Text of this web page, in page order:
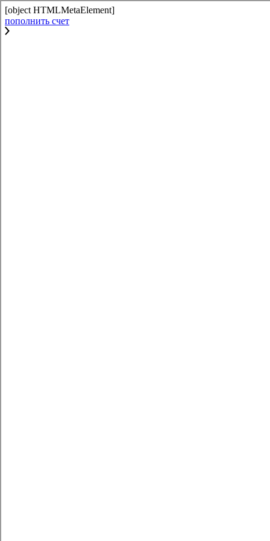
[object HTMLMetaElement]
пополнить счет